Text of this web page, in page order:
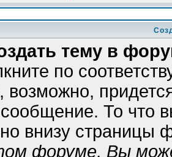
тему в
по
сообщение. То что
внизу страницы
форуме, Вы